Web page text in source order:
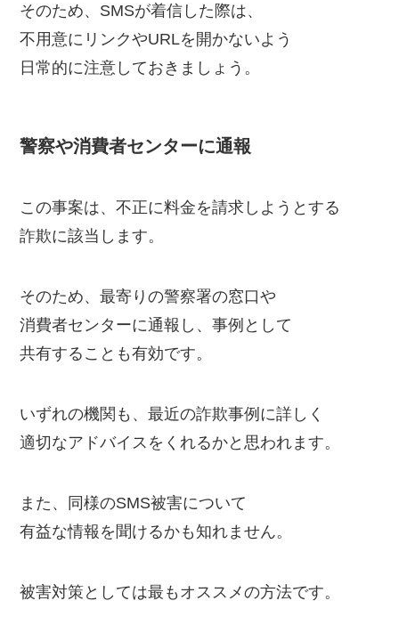
そのため、SMSが着信した際は、
不用意にリンクやURLを開かないよう
日常的に注意しておきましょう。
警察や消費者センターに通報
この事案は、不正に料金を請求しようとする
詐欺に該当します。
そのため、最寄りの警察署の窓口や
消費者センターに通報し、事例として
共有することも有効です。
いずれの機関も、最近の詐欺事例に詳しく
適切なアドバイスをくれるかと思われます。
また、同様のSMS被害について
有益な情報を聞けるかも知れません。
被害対策としては最もオススメの方法です。